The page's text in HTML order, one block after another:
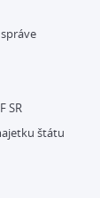
SR
štátu